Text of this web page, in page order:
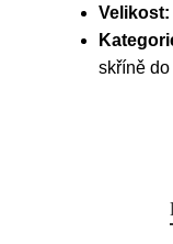
Velikost:
skříně